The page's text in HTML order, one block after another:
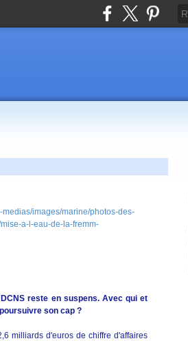
reste en suspens. Avec qui et
son cap ?
milliards d'euros de chiffre d'affaires